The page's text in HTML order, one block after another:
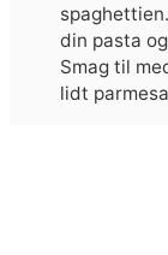
din pasta
Smag til
lidt